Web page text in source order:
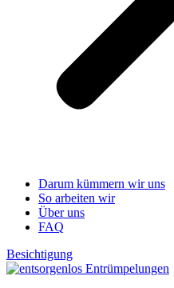
Darum kümmern wir uns
So arbeiten wir
Über uns
FAQ
Besichtigung